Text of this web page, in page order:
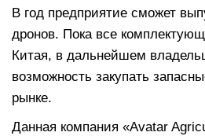
В год предприятие сможет
дронов. Пока все
Китая, в дальнейшем
возможность закупать
рынке.
Данная компания «Avatar